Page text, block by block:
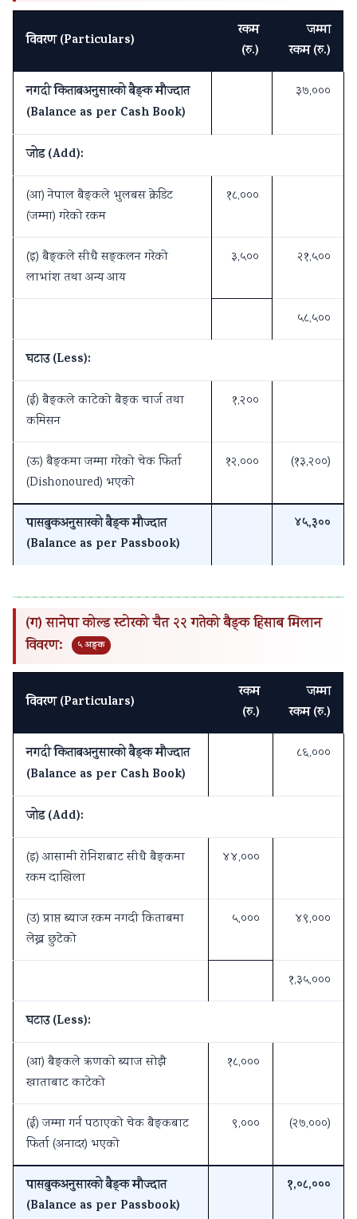
विवरण (Particulars)
रकम
(रु.)
जम्मा
रकम (रु.)
नगदी किताबअनुसारको बैङ्क मौज्दात
(Balance as per Cash Book)
३७,०००
जोड (Add):
(आ) नेपाल बैङ्कले भुलबस क्रेडिट
(जम्मा) गरेको रकम
१८,०००
(इ) बैङ्कले सीधै सङ्कलन गरेको
लाभांश तथा अन्य आय
३,५०० २१,५००
५८,५००
घटाउ (Less):
(ई) बैङ्कले काटेको बैङ्क चार्ज तथा
कमिसन
१,२००
(ऊ) बैङ्कमा जम्मा गरेको चेक फिर्ता
(Dishonoured) भएको
१२,००० (१३,२००)
पासबुकअनुसारको बैङ्क मौज्दात
(Balance as per Passbook)
४५,३००
(ग) सानेपा कोल्ड स्टोरको चैत २२ गतेको बैङ्क हिसाब मिलान
विवरण:
५ अङ्क
विवरण (Particulars)
रकम
(रु.)
जम्मा
रकम (रु.)
नगदी किताबअनुसारको बैङ्क मौज्दात
(Balance as per Cash Book)
८६,०००
जोड (Add):
(इ) आसामी रोनिशबाट सीधै बैङ्कमा
रकम दाखिला
४४,०००
(उ) प्राप्त ब्याज रकम नगदी किताबमा
लेख्न छुटेको
५,००० ४९,०००
१,३५,०००
घटाउ (Less):
(आ) बैङ्कले ऋणको ब्याज सोझै
खाताबाट काटेको
१८,०००
(ई) जम्मा गर्न पठाएको चेक बैङ्कबाट
फिर्ता (अनादर) भएको
९,००० (२७,०००)
पासबुकअनुसारको बैङ्क मौज्दात
(Balance as per Passbook)
१,०८,०००